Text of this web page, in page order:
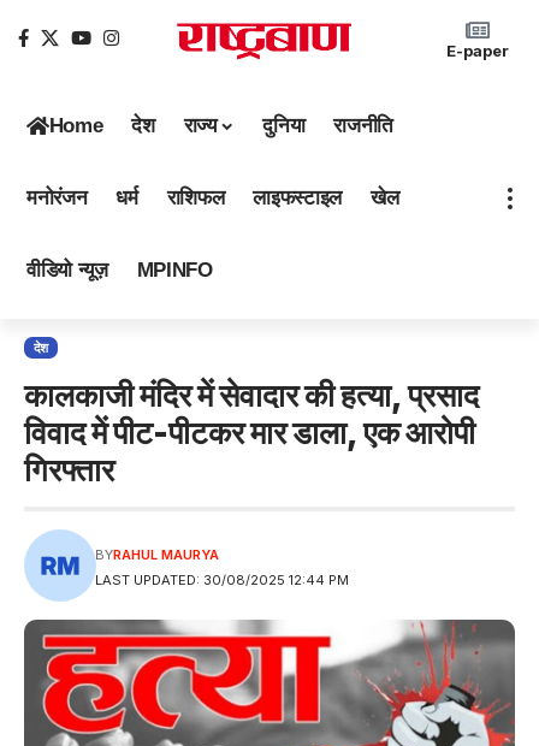
E-paper
Home देश राज्य दुनिया राजनीति
मनोरंजन धर्म राशिफल लाइफस्टाइल खेल
वीडियो न्यूज़ MPINFO
देश
कालकाजी मंदिर में सेवादार की हत्या, प्रसाद
विवाद में पीट-पीटकर मार डाला, एक आरोपी
गिरफ्तार
LAST UPDATED: 30/08/2025 12:44 PM
BYRAHUL MAURYA